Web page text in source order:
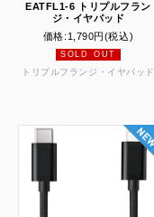
EATFL1-6 トリプルフラン
ジ・イヤパッド
価格: 1,790円(税込)
SOLD OUT
トリプルフランジ・イヤパッド